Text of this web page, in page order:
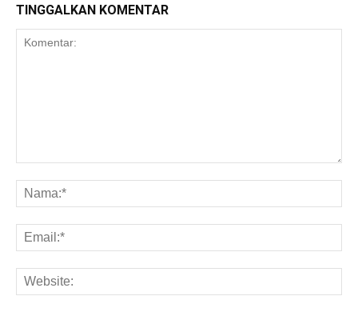
TINGGALKAN KOMENTAR